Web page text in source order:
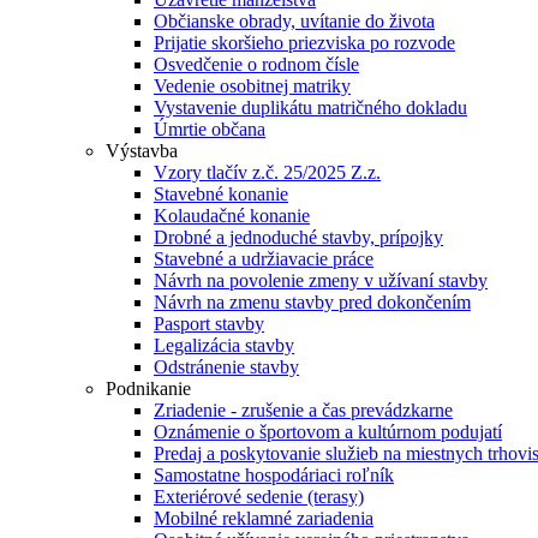
Občianske obrady, uvítanie do života
Prijatie skoršieho priezviska po rozvode
Osvedčenie o rodnom čísle
Vedenie osobitnej matriky
Vystavenie duplikátu matričného dokladu
Úmrtie občana
Výstavba
Vzory tlačív z.č. 25/2025 Z.z.
Stavebné konanie
Kolaudačné konanie
Drobné a jednoduché stavby, prípojky
Stavebné a udržiavacie práce
Návrh na povolenie zmeny v užívaní stavby
Návrh na zmenu stavby pred dokončením
Pasport stavby
Legalizácia stavby
Odstránenie stavby
Podnikanie
Zriadenie - zrušenie a čas prevádzkarne
Oznámenie o športovom a kultúrnom podujatí
Predaj a poskytovanie služieb na miestnych
Samostatne hospodáriaci roľník
Exteriérové sedenie (terasy)
Mobilné reklamné zariadenia